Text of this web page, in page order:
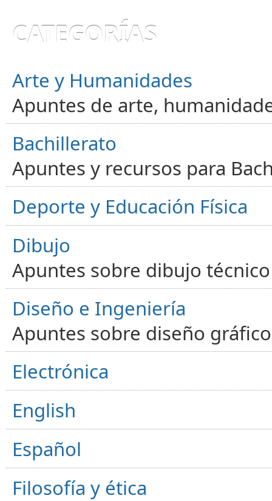
CATEGORÍAS
Arte y Humanidades
Apuntes de arte,
Bachillerato
Apuntes y recursos para
Deporte y Educación Física
Dibujo
Apuntes sobre dibujo
Diseño e Ingeniería
Apuntes sobre diseño
Electrónica
English
Español
Filosofía y ética